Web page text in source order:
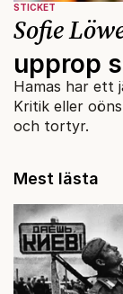
STICKET
Sofie
upprop
Hamas har ett
Kritik eller
och tortyr.
Mest lästa